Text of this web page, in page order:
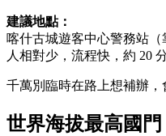
建議地點：
喀什古城遊客中心警務站（
人相對少，流程快，約 20
千萬別臨時在路上想補辦，
世界海拔最高國